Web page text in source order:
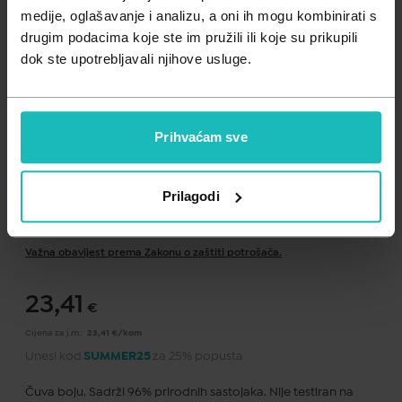
medije, oglašavanje i analizu, a oni ih mogu kombinirati s
drugim podacima koje ste im pružili ili koje su prikupili
dok ste upotrebljavali njihove usluge.
Prihvaćam sve
Prilagodi
Zdravlje muškarca
Zdravlje žene
Minerali
Probiotici i prebiotici
Dodaj na listu želja
Važna obavijest prema Zakonu o zaštiti potrošača. .
23,41 €
Cijena za j.m.: 23,41 €/kom
Unesi kod SUMMER25 za 25% popusta
Čuva boju. Sadrži 96% prirodnih sastojaka. Nije testiran na